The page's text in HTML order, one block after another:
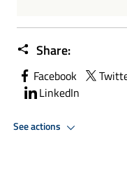
Share:
Facebook
LinkedIn
See actions